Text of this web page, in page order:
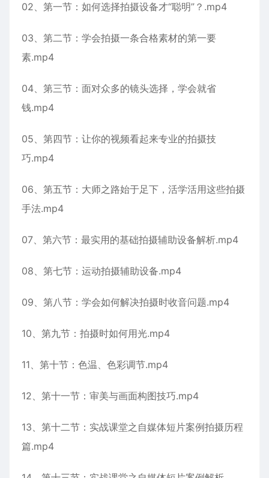
02、第一节：如何选择拍摄设备才“聪明”？.mp4
03、第二节：学会拍摄一条合格素材的第一要
素.mp4
04、第三节：面对众多的镜头选择，学会就省
钱.mp4
05、第四节：让你的视频看起来专业的拍摄技
巧.mp4
06、第五节：大师之路始于足下，活学活用这些拍摄
手法.mp4
07、第六节：最实用的基础拍摄辅助设备解析.mp4
08、第七节：运动拍摄辅助设备.mp4
09、第八节：学会如何解决拍摄时收音问题.mp4
10、第九节：拍摄时如何用光.mp4
11、第十节：色温、色彩调节.mp4
12、第十一节：审美与画面构图技巧.mp4
13、第十二节：实战课堂之自媒体短片案例拍摄历程
篇.mp4